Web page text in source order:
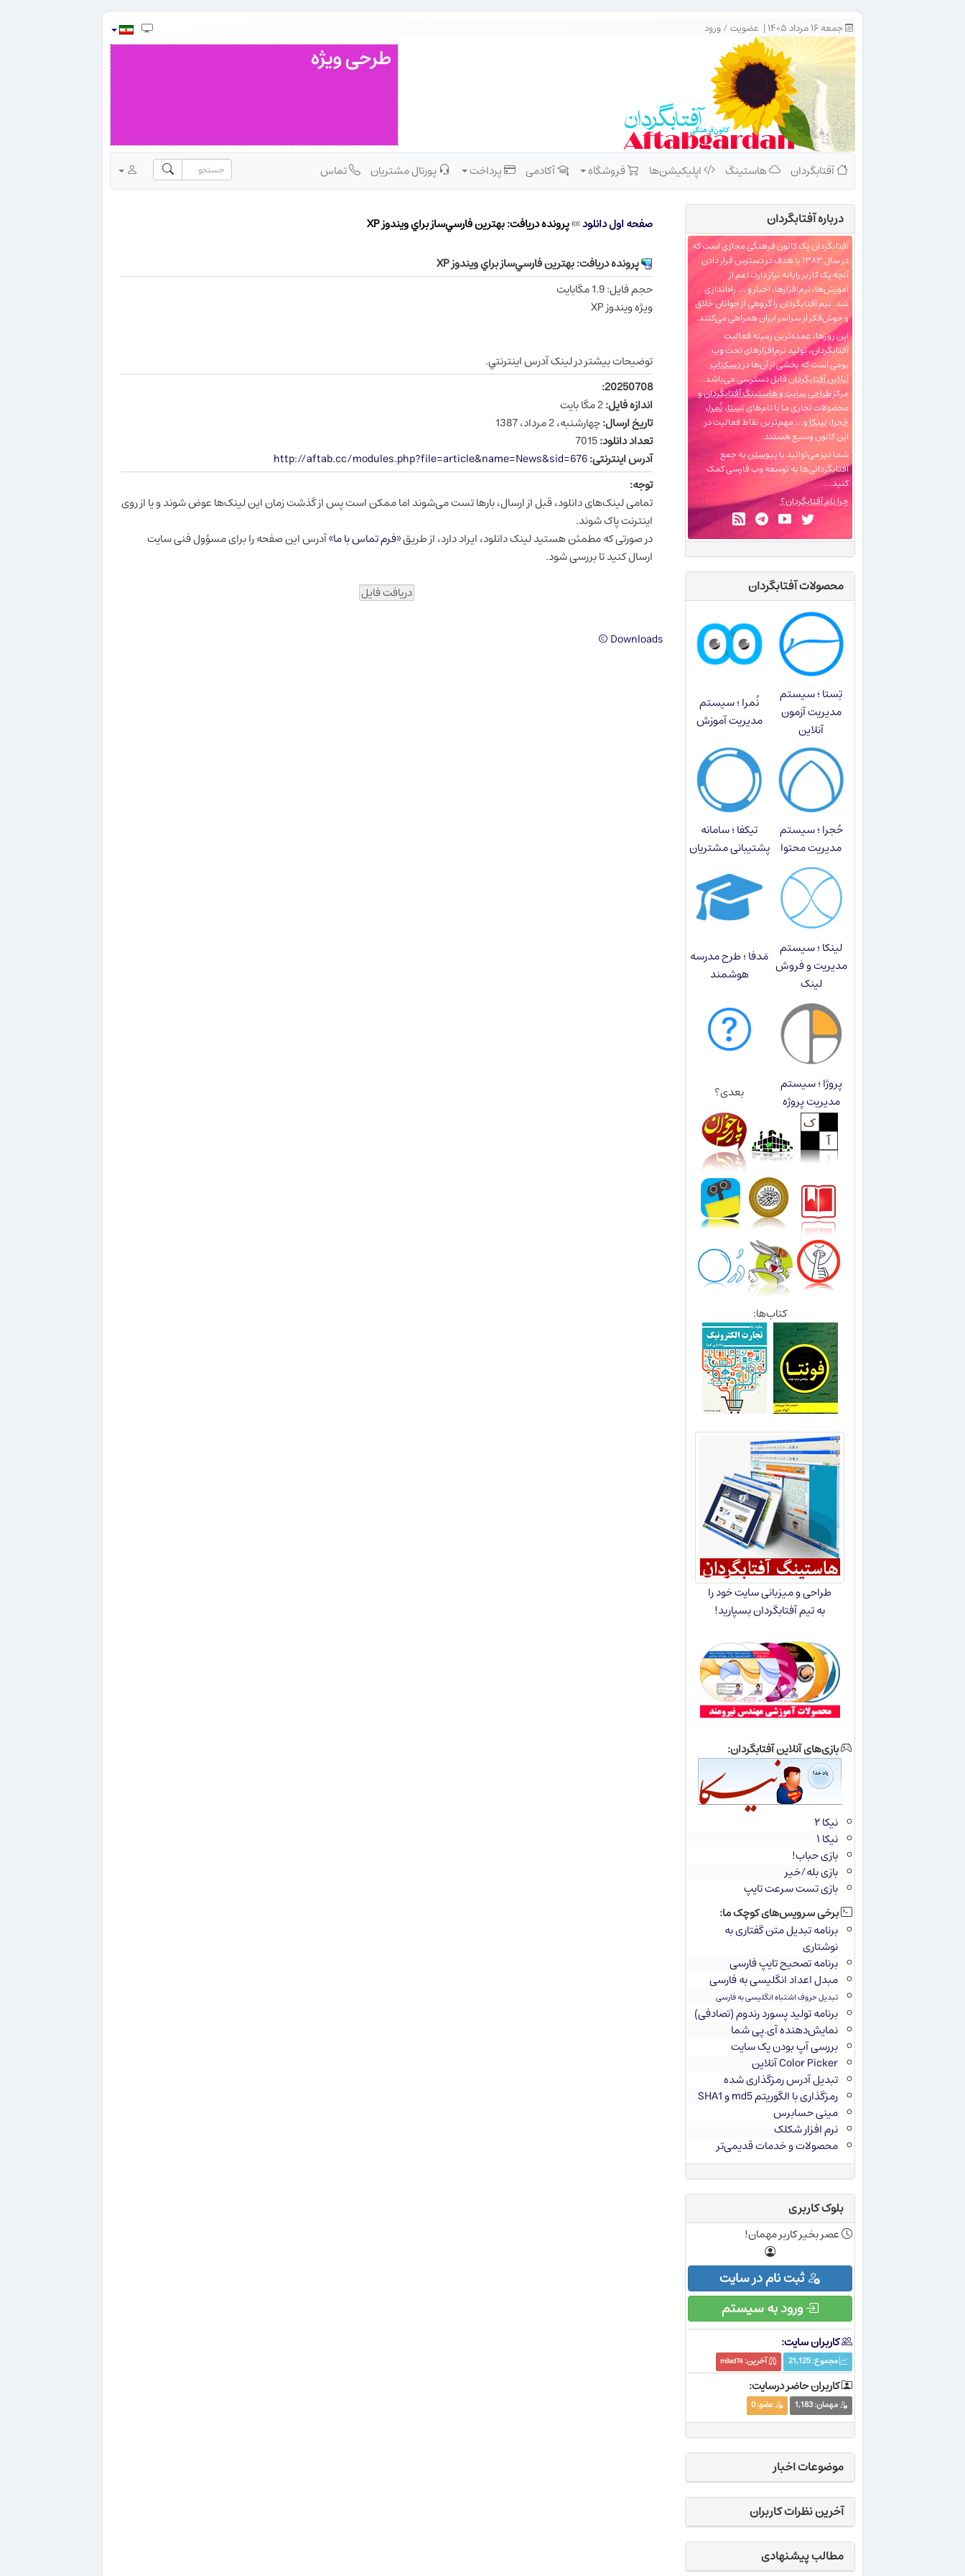
جمعه ۱۶ مرداد ۱۴۰۵ | عضویت/ورود
آفتابگردان هاستینگ اپلیکیشن‌ها فروشگاه آکادمی پرداخت پورتال مشتریان تماس
صفحه اول دانلود»»پرونده دریافت: بهترين فارسي‌ساز براي ويندوز XP
پرونده دریافت: بهترين فارسي‌ساز براي ويندوز XP
حجم فايل: 1.9 مگابايت
ويژه ويندوز XP
توضيحات بيشتر در لينک آدرس اينترنتي.
20250708:
اندازه فايل:2 مگا بایت
تاریخ ارسال:چهارشنبه، 2 مرداد، 1387
تعداد دانلود:7015
آدرس اینترنتی:http://aftab.cc/modules.php?file=article&name=News&sid=676
توجه:
تمامی لینک‌های دانلود، قبل از ارسال، بارها تست می‌شوند اما ممکن است پس از گذشت زمان این لینک‌ها عوض شوند و یا از روی
اینترنت پاک شوند.
در صورتی که مطمئن هستید لینک دانلود، ایراد دارد، از طریق«فرم تماس با ما»آدرس این صفحه را برای مسؤول فنی سایت
ارسال کنید تا بررسی شود.
Downloads ©
درباره‌ آفتابگردان
آفتابگردان یک کانون فرهنگی مجازی است که
در سال ۱۳۸۳ با هدف در دسترس قرار دادن
آنچه یک کاربر رایانه نیاز دارد، اعم از
آموزش‌ها، نرم‌افزارها، اخبار و ... راه‌اندازی
شد. تیم آفتابگردان را گروهی از جوانان خلاق
و خوش‌فکر از سراسر ایران همراهی می‌کنند.
این روزها، عمده‌ترین زمینه فعالیت
آفتابگردان، تولید نرم‌افزارهای تحت وب
بومی است که بخشی از آن‌ها دردسکتاپ
آنلاین آفتابگردانقابل دسترسی می‌باشد.
مرکزطراحی سایت و هاستینگ آفتابگردانو
محصولات تجاری ما با نام‌هایتِستا،نُمرا،
حُجرا،لینکاو... مهم‌ترین نقاط فعالیت در
این کانون وسیع هستند.
شما نیز می‌توانید باپیوستنبه جمع
آفتابگردانی‌ها به توسعه وب فارسی کمک
کنید...
چرا نام آفتابگردان؟
محصولات آفتابگردان
تِستا ؛ سیستم
مدیریت آزمون
آنلاین
نُمرا ؛ سیستم
مدیریت آموزش
حُجرا ؛ سیستم
مدیریت محتوا
تیکفا ؛ سامانه
پشتیبانی مشتریان
لینکا ؛ سیستم
مدیریت و فروش
لینک
مَدفا ؛ طرح مدرسه
هوشمند
پروژا ؛ سیستم
مدیریت پروژه
بعدی؟
کتاب‌ها:
طراحی و میزبانی سایت خود را
به تیم آفتابگردان بسپارید!
بازی‌های آنلاین آفتابگردان:
نیکا ۲
نیکا ۱
بازی حباب!
بازی بله/خیر
بازی تست سرعت تایپ
برخی سرویس‌های کوچک ما:
برنامه تبدیل متن گفتاری به
نوشتاری
برنامه تصحیح تایپ فارسی
مبدل اعداد انگلیسی به فارسی
تبدیل حروف اشتباه انگلیسی به فارسی
برنامه تولید پسورد رندوم (تصادفی)
نمایش‌دهنده آی.پی شما
بررسی آپ بودن یک سایت
Color Picker آنلاین
تبدیل آدرس رمزگذاری شده
رمزگذاری با الگوریتم md5 و SHA1
مینی حسابرس
نرم افزار شکلک
محصولات و خدمات قدیمی‌تر
بلوک کاربری
عصر بخیر کاربر مهمان!
ثبت نام در سایت
ورود به سیستم
کاربران سایت:
مجموع:21,125 آخرین:milad74
کاربران حاضر درسایت:
مهمان:1,183 عضو:0
موضوعات اخبار
آخرین نظرات کاربران
مطالب پیشنهادی